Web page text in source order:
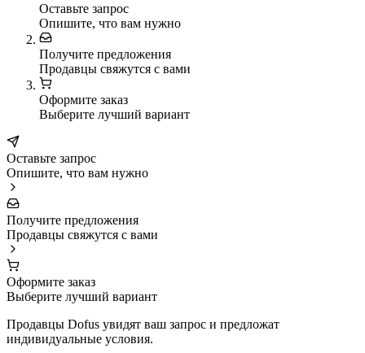
Оставьте запрос
Опишите, что вам нужно
Получите предложения
Продавцы свяжутся с вами
Оформите заказ
Выберите лучший вариант
Оставьте запрос
Опишите, что вам нужно
Получите предложения
Продавцы свяжутся с вами
Оформите заказ
Выберите лучший вариант
Продавцы Dofus увидят ваш запрос и предложат
индивидуальные условия.